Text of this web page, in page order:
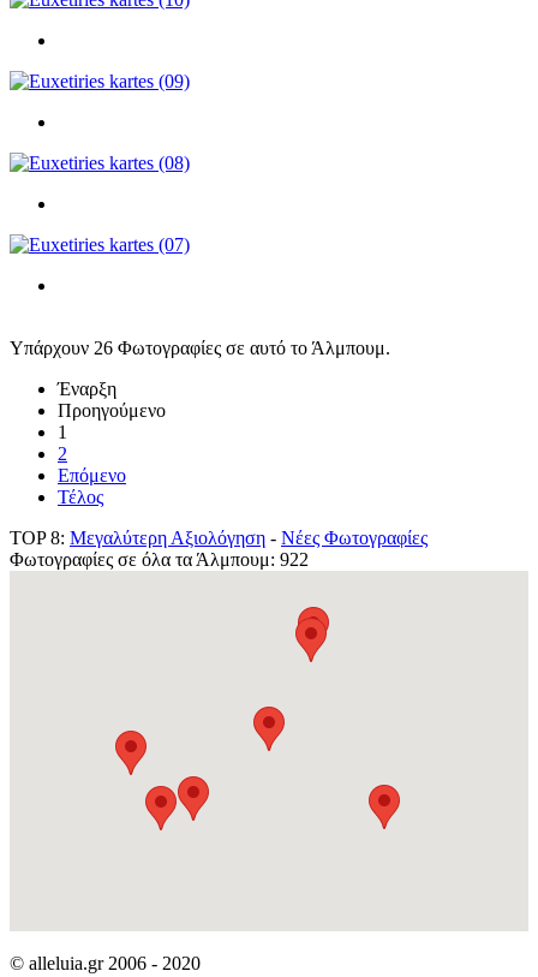
Υπάρχουν 26 Φωτογραφίες σε αυτό το Άλμπουμ.
Έναρξη
Προηγούμενο
1
2
Επόμενο
Τέλος
TOP 8: Μεγαλύτερη Αξιολόγηση - Νέες Φωτογραφίες
Φωτογραφίες σε όλα τα Άλμπουμ: 922
© alleluia.gr 2006 - 2020